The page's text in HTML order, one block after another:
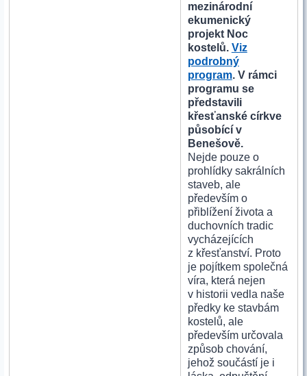
mezinárodní
ekumenický
projekt Noc
kostelů. Viz
podrobný
program. V rámci
programu se
představili
křesťanské církve
působící v
Benešově.
Nejde pouze o
prohlídky sakrálních
staveb, ale
především o
přiblížení života a
duchovních tradic
vycházejících
z křesťanství. Proto
je pojítkem společná
víra, která nejen
v historii vedla naše
předky ke stavbám
kostelů, ale
především určovala
způsob chování,
jehož součástí je i